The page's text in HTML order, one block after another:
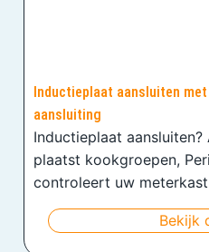
Inductieplaat aansluiten
aansluiting
Inductieplaat aansluiten?
plaatst kookgroepen,
controleert uw
Bekijk